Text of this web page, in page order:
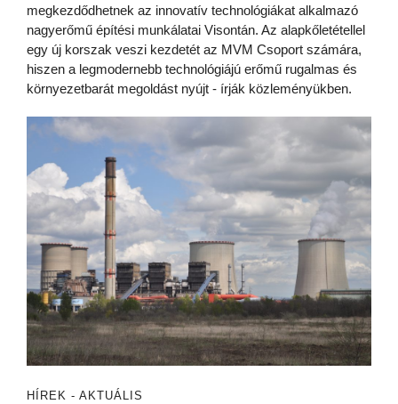
megkezdődhetnek az innovatív technológiákat alkalmazó
nagyerőmű építési munkálatai Visontán. Az alapkőletétellel
egy új korszak veszi kezdetét az MVM Csoport számára,
hiszen a legmodernebb technológiájú erőmű rugalmas és
környezetbarát megoldást nyújt - írják közleményükben.
HÍREK - AKTUÁLIS